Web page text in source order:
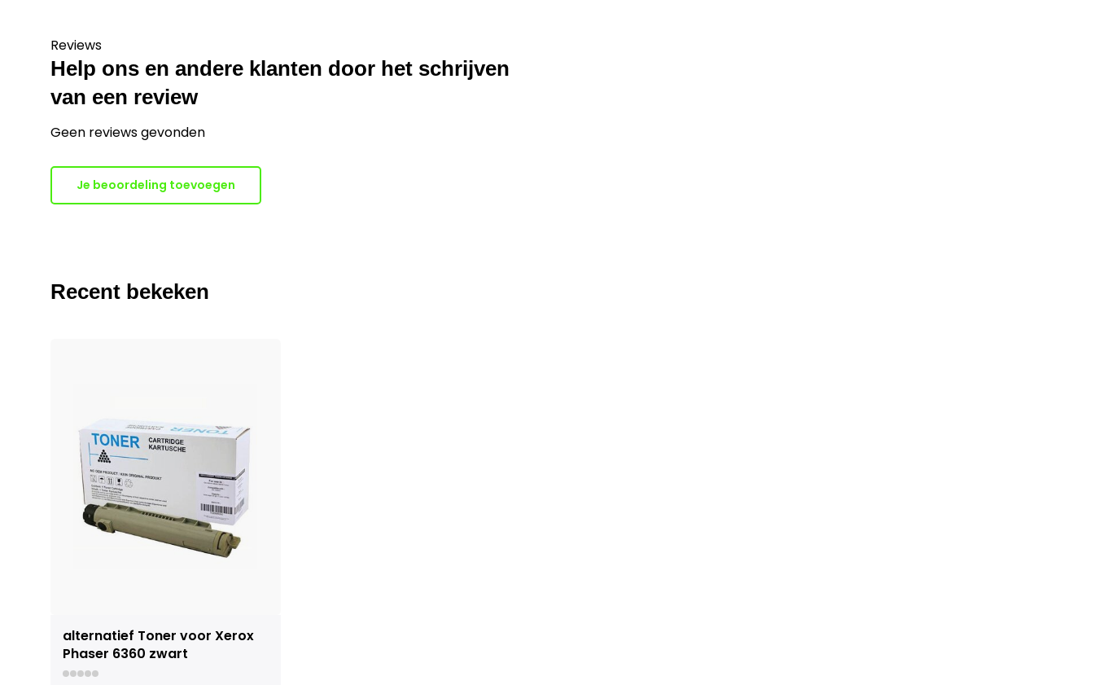
Reviews
Help ons en andere klanten door het schrijven
van een review
Geen reviews gevonden
Je beoordeling toevoegen
Recent bekeken
alternatief Toner voor Xerox
Phaser 6360 zwart